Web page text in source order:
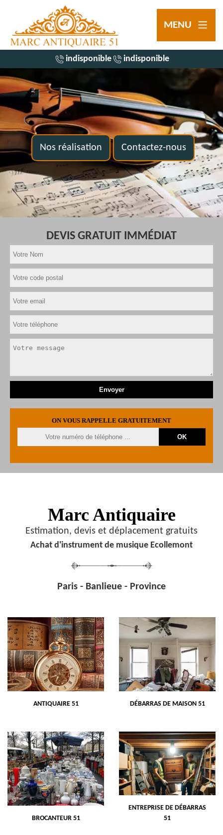
MENU
indisponible indisponible
Nos réalisation Contactez-nous
DEVIS GRATUIT IMMÉDIAT
ON VOUS RAPPELLE GRATUITEMENT
Marc Antiquaire
Estimation, devis et déplacement gratuits
Achat d'instrument de musique Ecollemont
Paris - Banlieue - Province
ANTIQUAIRE 51 DÉBARRAS DE MAISON 51
BROCANTEUR 51
ENTREPRISE DE DÉBARRAS
51